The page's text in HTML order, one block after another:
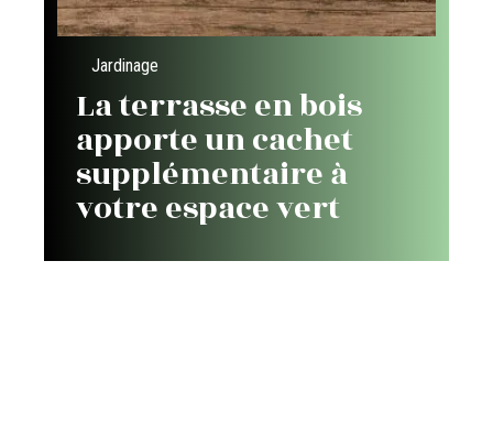
Jardinage
La terrasse en bois
apporte un cachet
supplémentaire à
votre espace vert